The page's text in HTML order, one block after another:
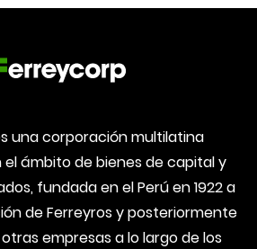
una corporación multilatina
el ámbito de bienes de capital y
fundada en el Perú en 1922 a
de Ferreyros y posteriormente
empresas a lo largo de los